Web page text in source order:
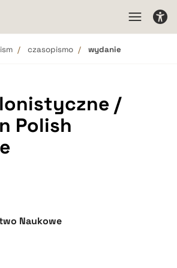
czasopismo wydanie
/
Polish
Naukowe